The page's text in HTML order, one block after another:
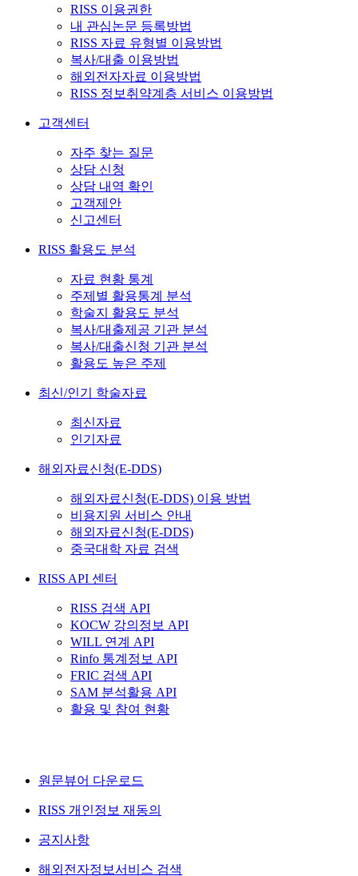
RISS 이용권한
내 관심논문 등록방법
RISS 자료 유형별 이용방법
복사/대출 이용방법
해외전자자료 이용방법
RISS 정보취약계층 서비스 이용방법
고객센터
자주 찾는 질문
상담 신청
상담 내역 확인
고객제안
신고센터
RISS 활용도 분석
자료 현황 통계
주제별 활용통계 분석
학술지 활용도 분석
복사/대출제공 기관 분석
복사/대출신청 기관 분석
활용도 높은 주제
최신/인기 학술자료
최신자료
인기자료
해외자료신청(E-DDS)
해외자료신청(E-DDS) 이용 방법
비용지원 서비스 안내
해외자료신청(E-DDS)
중국대학 자료 검색
RISS API 센터
RISS 검색 API
KOCW 강의정보 API
WILL 연계 API
Rinfo 통계정보 API
FRIC 검색 API
SAM 분석활용 API
활용 및 참여 현황
원문뷰어 다운로드
RISS 개인정보 재동의
공지사항
해외전자정보서비스 검색